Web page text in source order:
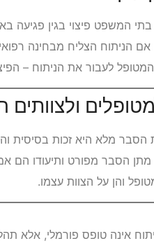
המשפט פיצוי בגין פגיעה
אם הניתוח הצליח מבחינה
לעבור את הניתוח –
ולצוותים
מלא היא זכות בסיסית
מתן הסבר מפורט ותיעודו הם
והן על הצוות עצמו.
אינה טופס פורמלי, אלא